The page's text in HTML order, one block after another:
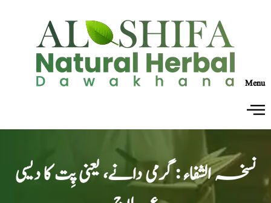
Menu
نسخہ الشفاء : گرمی دانے، یعنی پِت کا دیسی